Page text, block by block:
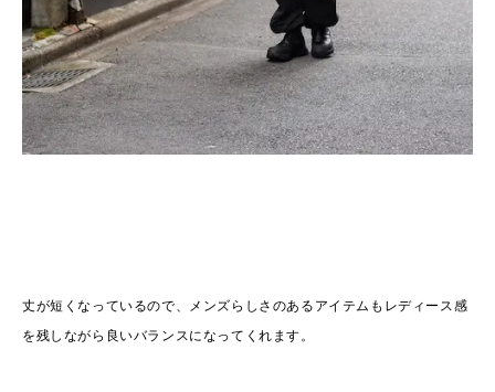
丈が短くなっているので、メンズらしさのあるアイテムもレディース感
を残しながら良いバランスになってくれます。